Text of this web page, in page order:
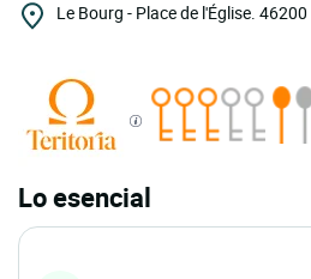
Le Bourg - Place de l'Église. 46200
Lo esencial